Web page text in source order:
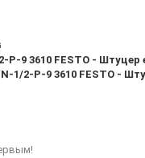
9 3610 FESTO - Штуцер
2-P-9 3610 FESTO -